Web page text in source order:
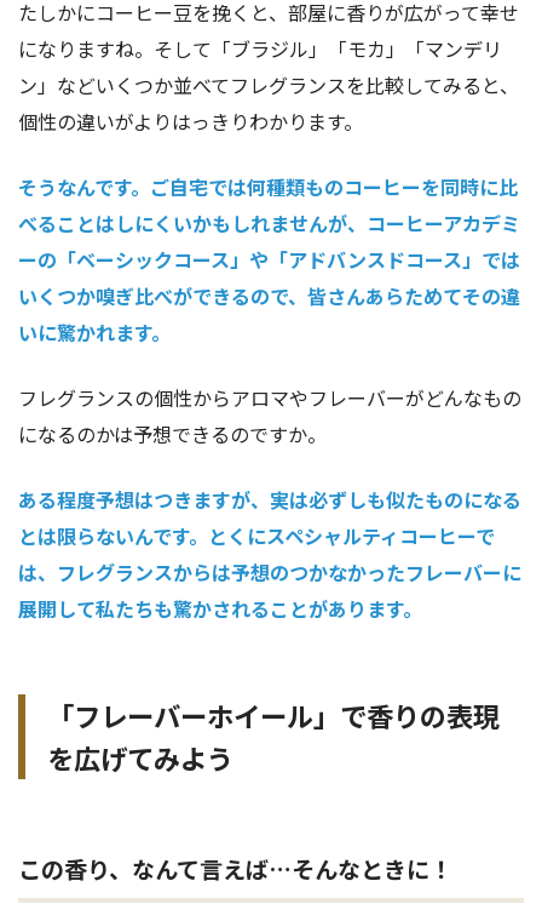
たしかにコーヒー豆を挽くと、部屋に香りが広がって幸せ
になりますね。そして「ブラジル」「モカ」「マンデリ
ン」などいくつか並べてフレグランスを比較してみると、
個性の違いがよりはっきりわかります。
そうなんです。ご自宅では何種類ものコーヒーを同時に比
べることはしにくいかもしれませんが、コーヒーアカデミ
ーの「ベーシックコース」や「アドバンスドコース」では
いくつか嗅ぎ比べができるので、皆さんあらためてその違
いに驚かれます。
フレグランスの個性からアロマやフレーバーがどんなもの
になるのかは予想できるのですか。
ある程度予想はつきますが、実は必ずしも似たものになる
とは限らないんです。とくにスペシャルティコーヒーで
は、フレグランスからは予想のつかなかったフレーバーに
展開して私たちも驚かされることがあります。
「フレーバーホイール」で香りの表現
を広げてみよう
この香り、なんて言えば…そんなときに！